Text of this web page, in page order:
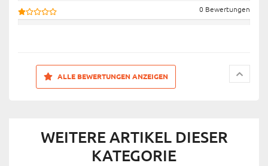
0 Bewertungen
ALLE BEWERTUNGEN ANZEIGEN
WEITERE ARTIKEL DIESER
KATEGORIE